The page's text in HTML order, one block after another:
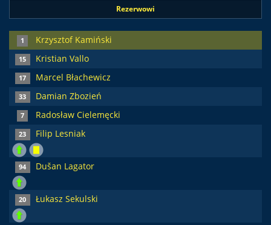
Rezerwowi
1 Krzysztof Kamiński
15 Kristian Vallo
17 Marcel Błachewicz
33 Damian Zbozień
7 Radosław Cielemęcki
23 Filip Lesniak
94 Dušan Lagator
20 Łukasz Sekulski